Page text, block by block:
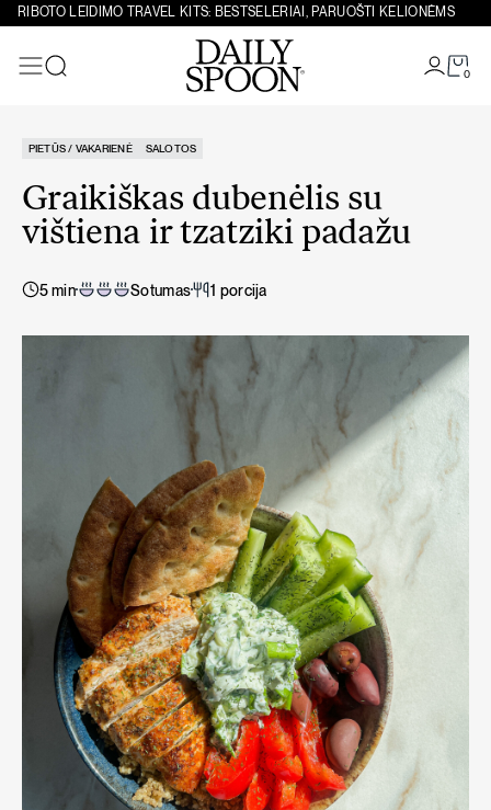
Eiti prie turinio
RIBOTO LEIDIMO TRAVEL KITS: BESTSELERIAI, PARUOŠTI KELIONĖMS
0
PIETŪS / VAKARIENĖ SALOTOS
Graikiškas dubenėlis su
vištiena ir tzatziki padažu
5 min Sotumas 1 porcija